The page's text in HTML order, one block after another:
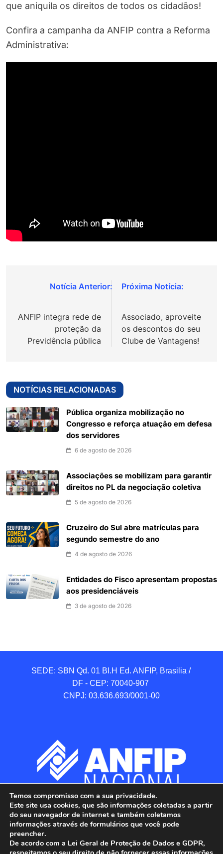
que aniquila os direitos de todos os cidadãos!
Confira a campanha da ANFIP contra a Reforma
Administrativa:
Navegação
Post
ANFIP integra rede de
proteção da
Previdência pública
Associado, aproveite
os descontos do seu
Clube de Vantagens!
NOTÍCIAS RELACIONADAS
Pública organiza mobilização no
Congresso e reforça atuação em defesa
dos servidores
6 de agosto de 2026
Associações se mobilizam para garantir
direitos no PL da negociação coletiva
5 de agosto de 2026
Cruzeiro do Sul abre matrículas para
segundo semestre do ano
4 de agosto de 2026
Entidades do Fisco apresentam propostas
aos presidenciáveis
3 de agosto de 2026
SEDE: SBN Qd. 01 BI.H Ed. ANFIP, Brasilia /
DF - CEP: 70040-907
CNPJ: 03.636.693/0001-00
Temos compromisso com a sua privacidade.
Este site usa cookies, que são informações coletadas a partir
do seu navegador de internet e também coletamos
informações através de formulários que você pode
preencher.
De acordo com a Lei Geral de Proteção de Dados e GDPR,